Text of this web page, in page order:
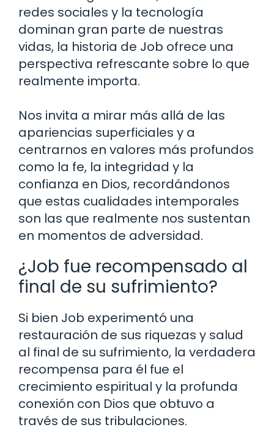
redes sociales y la tecnología
dominan gran parte de nuestras
vidas, la historia de Job ofrece una
perspectiva refrescante sobre lo que
realmente importa.
Nos invita a mirar más allá de las
apariencias superficiales y a
centrarnos en valores más profundos
como la fe, la integridad y la
confianza en Dios, recordándonos
que estas cualidades intemporales
son las que realmente nos sustentan
en momentos de adversidad.
¿Job fue recompensado al
final de su sufrimiento?
Si bien Job experimentó una
restauración de sus riquezas y salud
al final de su sufrimiento, la verdadera
recompensa para él fue el
crecimiento espiritual y la profunda
conexión con Dios que obtuvo a
través de sus tribulaciones.